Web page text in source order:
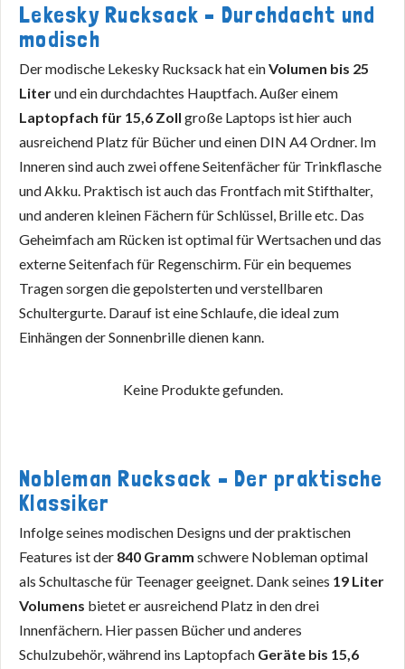
Lekesky Rucksack – Durchdacht und
modisch
Der modische Lekesky Rucksack hat einVolumen bis 25
Literund ein durchdachtes Hauptfach. Außer einem
Laptopfach für 15,6 Zoll große Laptops ist hier auch
ausreichend Platz für Bücher und einen DIN A4 Ordner. Im
Inneren sind auch zwei offene Seitenfächer für Trinkflasche
und Akku. Praktisch ist auch das Frontfach mit Stifthalter,
und anderen kleinen Fächern für Schlüssel, Brille etc. Das
Geheimfach am Rücken ist optimal für Wertsachen und das
externe Seitenfach für Regenschirm. Für ein bequemes
Tragen sorgen die gepolsterten und verstellbaren
Schultergurte. Darauf ist eine Schlaufe, die ideal zum
Einhängen der Sonnenbrille dienen kann.
Keine Produkte gefunden.
Nobleman Rucksack – Der praktische
Klassiker
Infolge seines modischen Designs und der praktischen
Features ist der 840 Gramm schwere Nobleman optimal
als Schultasche für Teenager geeignet. Dank seines 19 Liter
Volumens bietet er ausreichend Platz in den drei
Innenfächern. Hier passen Bücher und anderes
Schulzubehör, während ins Laptopfach Geräte bis 15,6